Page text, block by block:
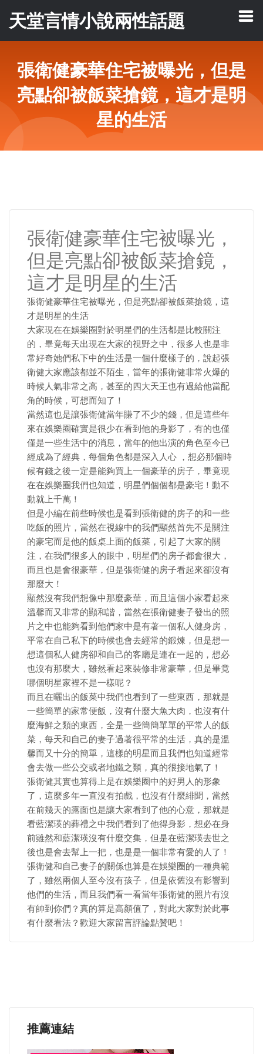
天堂言情小說兩性話題
張衛健豪華住宅被曝光，但是
亮點卻被飯菜搶鏡，這才是明
星的生活
張衛健豪華住宅被曝光，
但是亮點卻被飯菜搶鏡，
這才是明星的生活
張衛健豪華住宅被曝光，但是亮點卻被飯菜搶鏡，這
才是明星的生活
大家現在在娛樂圈對於明星們的生活都是比較關注
的，畢竟每天出現在大家的視野之中，很多人也是非
常好奇她們私下中的生活是一個什麼樣子的，說起張
衛健大家應該都並不陌生，當年的張衛健非常火爆的
時候人氣非常之高，甚至的四大天王也有過給他當配
角的時候，可想而知了！
當然這也是讓張衛健當年賺了不少的錢，但是這些年
來在娛樂圈確實是很少在看到他的身影了，有的也僅
僅是一些生活中的消息，當年的他出演的角色至今已
經成為了經典，每個角色都是深入人心 ，想必那個時
候有錢之後一定是能夠買上一個豪華的房子，畢竟現
在在娛樂圈我們也知道，明星們個個都是豪宅！動不
動就上千萬！
但是小編在前些時候也是看到張衛健的房子的和一些
吃飯的照片，當然在視線中的我們顯然首先不是關注
的豪宅而是他的飯桌上面的飯菜，引起了大家的關
注，在我們很多人的眼中，明星們的房子都會很大，
而且也是會很豪華，但是張衛健的房子看起來卻沒有
那麼大！
顯然沒有我們想像中那麼豪華，而且這個小家看起來
溫馨而又非常的顯和諧，當然在張衛健妻子發出的照
片之中也能夠看到他們家中是有著一個私人健身房，
平常在自己私下的時候也會去經常的鍛煉，但是想一
想這個私人健房卻和自己的客廳是連在一起的，想必
也沒有那麼大，雖然看起來裝修非常豪華，但是畢竟
哪個明星家裡不是一樣呢？
而且在曬出的飯菜中我們也看到了一些東西，那就是
一些簡單的家常便飯，沒有什麼大魚大肉，也沒有什
麼海鮮之類的東西，全是一些簡簡單單的平常人的飯
菜，每天和自己的妻子過著很平常的生活，真的是溫
馨而又十分的簡單，這樣的明星而且我們也知道經常
會去做一些公交或者地鐵之類，真的很接地氣了！
張衛健其實也算得上是在娛樂圈中的好男人的形象
了，這麼多年一直沒有拍戲，也沒有什麼緋聞，當然
在前幾天的露面也是讓大家看到了他的心意，那就是
看藍潔瑛的葬禮之中我們看到了他得身影，想必在身
前雖然和藍潔瑛沒有什麼交集，但是在藍潔瑛去世之
後也是會去幫上一把，也是是一個非常有愛的人了！
張衛健和自己妻子的關係也算是在娛樂圈的一種典範
了，雖然兩個人至今沒有孩子，但是依舊沒有影響到
他們的生活，而且我們看一看當年張衛健的照片有沒
有帥到你們？真的算是高顏值了，對此大家對於此事
有什麼看法？歡迎大家留言評論點贊吧！
推薦連結